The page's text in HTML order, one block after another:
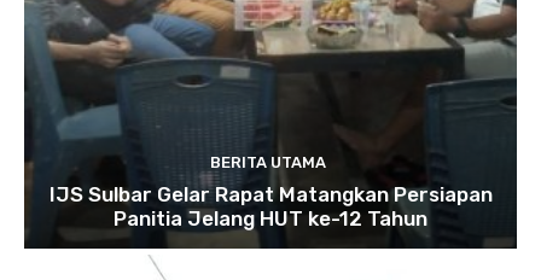
BERITA UTAMA
IJS Sulbar Gelar Rapat Matangkan Persiapan
Panitia Jelang HUT ke-12 Tahun